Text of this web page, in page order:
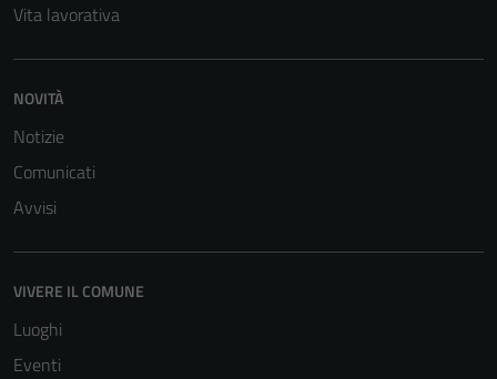
Vita lavorativa
NOVITÀ
Notizie
Comunicati
Avvisi
VIVERE IL COMUNE
Luoghi
Eventi